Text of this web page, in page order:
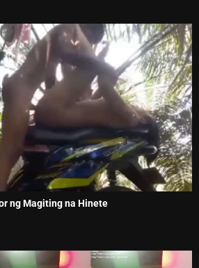
ng Magiting na Hinete